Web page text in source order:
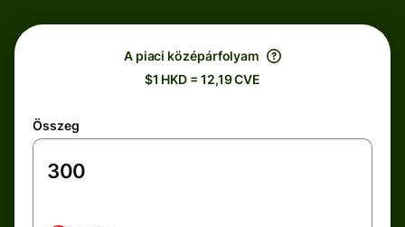
A piaci középárfolyam
$1 HKD = 12,19 CVE
Összeg